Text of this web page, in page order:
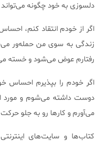
دلسوزی به خود چگونه
اگر از خودم انتقاد کنم،
زندگی به سوی من حمله‌ور
رفتارم عوض می‌شود و خسته
اگر خودم را بپذیرم احساس
دوست داشته می‌شوم و مورد
می‌آورم و کارها رو به جلو
کتاب‌ها و سایت‌های